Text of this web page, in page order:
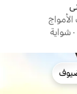
· شواية